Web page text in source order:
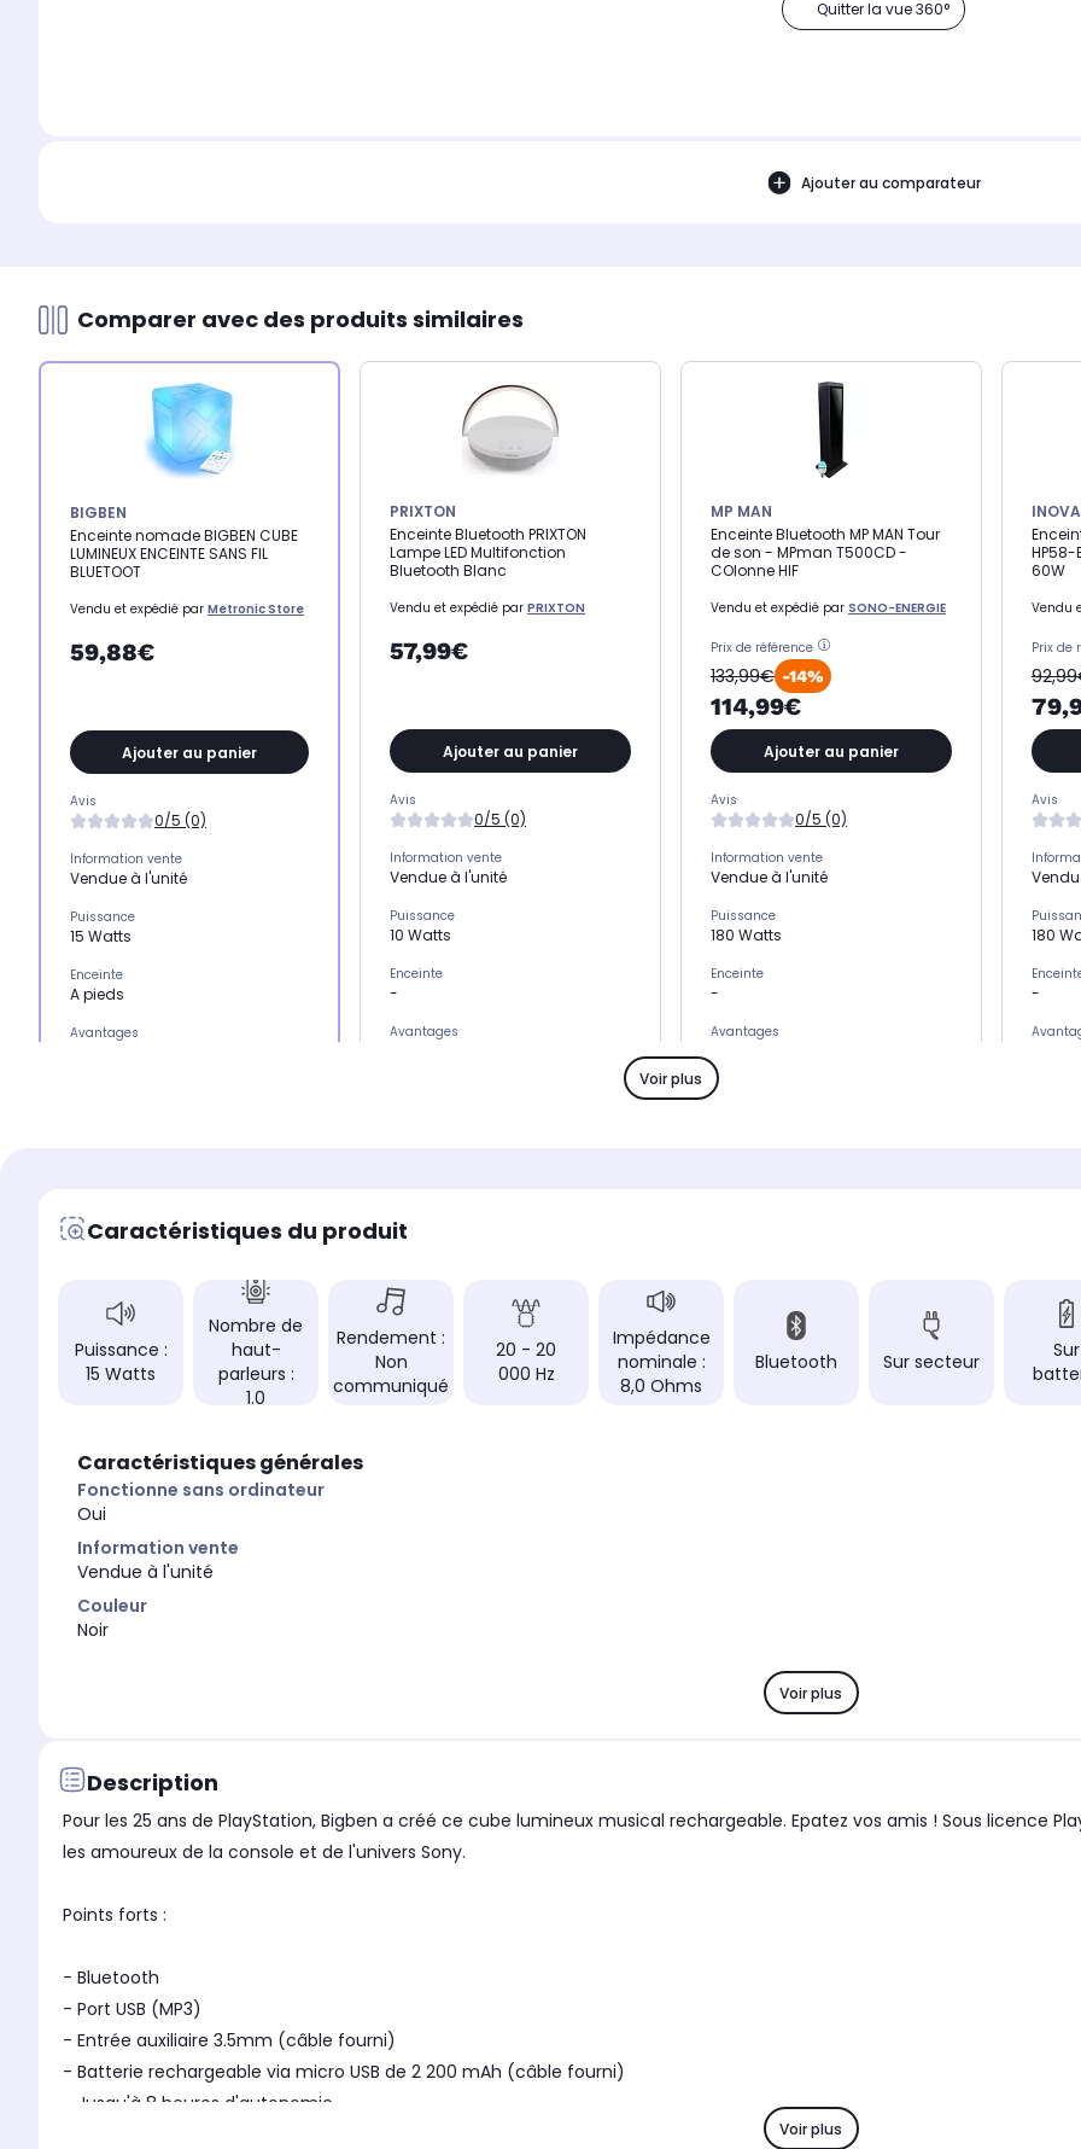
Quitter la vue 360°
Ajouter au comparateur
Comparer avec des produits similaires
BIGBEN
Enceinte nomade BIGBEN CUBE
LUMINEUX ENCEINTE SANS FIL
BLUETOOT
Vendu et expédié par Metronic Store
59,88€
Ajouter au panier
Avis
0/5 (0)
Information vente
Vendue à l'unité
Puissance
15 Watts
Enceinte
A pieds
Avantages
Réponse en fréquence
20 - 20 000 Hz
PRIXTON
Enceinte Bluetooth PRIXTON
Lampe LED Multifonction
Bluetooth Blanc
Vendu et expédié par PRIXTON
57,99€
Ajouter au panier
Avis
0/5 (0)
Information vente
Vendue à l'unité
Puissance
10 Watts
Enceinte
-
Avantages
Réponse en fréquence
Nombre de haut-parleurs
1.0
MP MAN
Enceinte Bluetooth MP MAN Tour
de son - MPman T500CD -
COlonne HIF
Vendu et expédié par SONO-ENERGIE
Prix de référence
133,99€ -14%
114,99€
Ajouter au panier
Avis
0/5 (0)
Information vente
Vendue à l'unité
Puissance
180 Watts
Enceinte
-
Avantages
très bon rapport qualité prix
HP58-
60W
Vendu
Prix de
Avis
180
-
Voir plus
Caractéristiques du produit
Puissance :
15 Watts
Nombre de
haut-
parleurs :
1.0
Rendement :
Non
communiqué
20 - 20
000 Hz
Impédance
nominale :
8,0 Ohms
Bluetooth Sur secteur
Sur
Caractéristiques générales
Fonctionne sans ordinateur
Oui
Information vente
Vendue à l'unité
Couleur
Noir
Voir plus
Description
Pour les 25 ans de PlayStation, Bigben a créé ce cube lumineux musical rechargeable. Epatez vos amis ! Sous licence
les amoureux de la console et de l'univers Sony.
Points forts :
- Bluetooth
- Port USB (MP3)
- Entrée auxiliaire 3.5mm (câble fourni)
- Batterie rechargeable via micro USB de 2 200 mAh (câble fourni)
- Jusqu'à 8 heures d'autonomie
Voir plus